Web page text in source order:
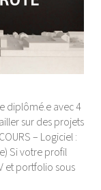
diplômé.e avec 4
sur des projets
– Logiciel :
Si votre profil
et portfolio sous